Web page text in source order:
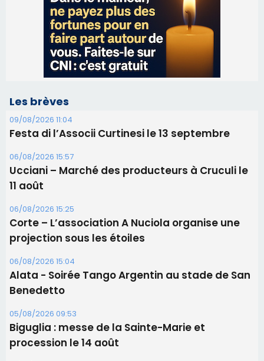
09/08/2026 11:04
Festa di l’Associi Curtinesi le 13 septembre
06/08/2026 15:57
Ucciani – Marché des producteurs à Cruculi le
06/08/2026 15:25
Corte – L’association A Nuciola organise une
projection sous les étoiles
06/08/2026 15:04
Alata - Soirée Tango Argentin au stade de San
Benedetto
05/08/2026 09:53
Biguglia : messe de la Sainte-Marie et
procession le 14 août
31/07/2026 08:24
Tennis - Début ce week-end du tournoi du
RCPV
Les plus lus